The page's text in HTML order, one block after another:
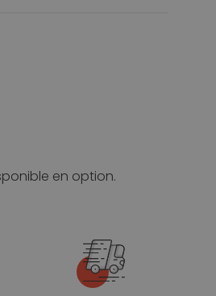
en option.